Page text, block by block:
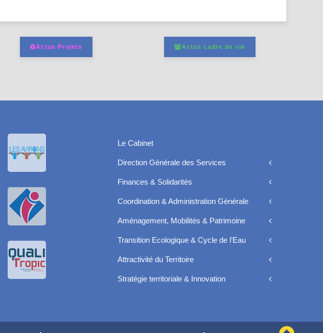
Actus Projets Actus cadre de vie
Le Cabinet
Direction Générale des Services
Finances & Solidarités
Coordination & Administration Générale
Aménagement, Mobilités & Patrimoine
Transition Ecologique & Cycle de l’Eau
Attractivité du Territoire
Stratégie territoriale & Innovation